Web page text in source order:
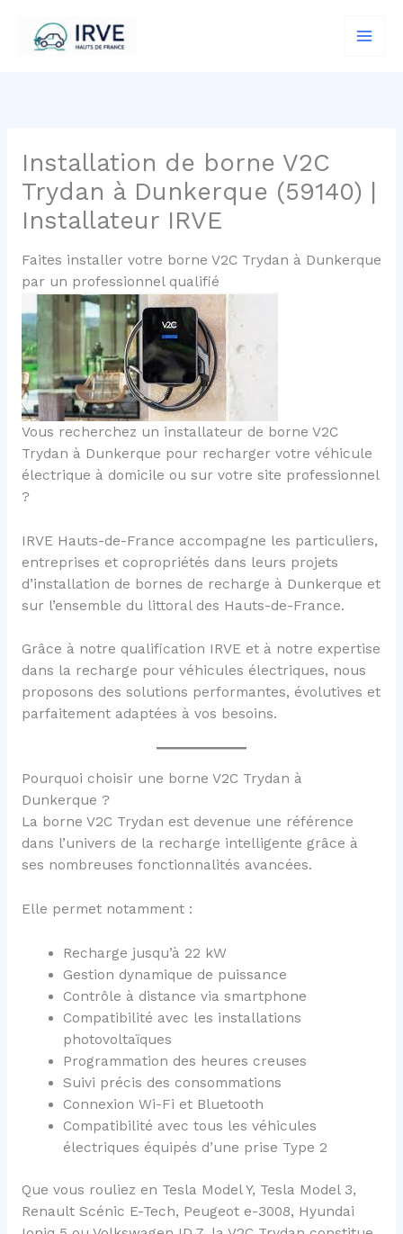
contenu
Installation de borne V2C
Trydan à Dunkerque (59140) |
Installateur IRVE
Faites installer votre borne V2C Trydan à Dunkerque
par un professionnel qualifié
Vous recherchez un installateur de borne V2C
Trydan à Dunkerque pour recharger votre véhicule
électrique à domicile ou sur votre site professionnel
?
IRVE Hauts-de-France accompagne les particuliers,
entreprises et copropriétés dans leurs projets
d’installation de bornes de recharge à Dunkerque et
sur l’ensemble du littoral des Hauts-de-France.
Grâce à notre qualification IRVE et à notre expertise
dans la recharge pour véhicules électriques, nous
proposons des solutions performantes, évolutives et
parfaitement adaptées à vos besoins.
Pourquoi choisir une borne V2C Trydan à
Dunkerque ?
La borne V2C Trydan est devenue une référence
dans l’univers de la recharge intelligente grâce à
ses nombreuses fonctionnalités avancées.
Elle permet notamment :
Recharge jusqu’à 22 kW
Gestion dynamique de puissance
Contrôle à distance via smartphone
Compatibilité avec les installations
photovoltaïques
Programmation des heures creuses
Suivi précis des consommations
Connexion Wi-Fi et Bluetooth
Compatibilité avec tous les véhicules
électriques équipés d’une prise Type 2
Que vous rouliez en Tesla Model Y, Tesla Model 3,
Renault Scénic E-Tech, Peugeot e-3008, Hyundai